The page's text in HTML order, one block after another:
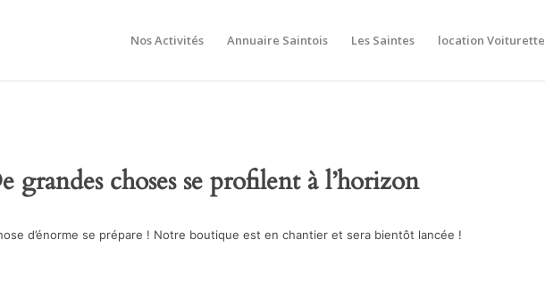
Nos Activités Annuaire Saintois Les Saintes location Voiturette
grandes choses se profilent à l’horizon
d’énorme se prépare ! Notre boutique est en chantier et sera bientôt lancée !